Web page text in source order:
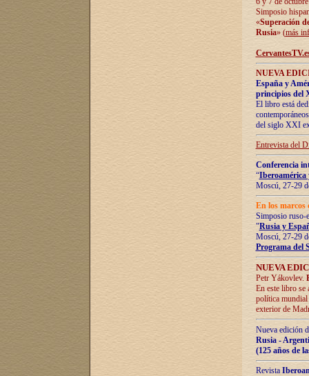
Simposio
«Superación
Rusia» (más
NUEVA
España y
principios del
El libro está
del siglo XXI
Entrevista del
Conferencia
“Iberoamérica
Moscú, 27-29
En los marcos
Simposio ruso-
"Rusia y
Moscú, 27-29
Programa del
NUEVA
Petr Yákovlev.
En este libro se
política mundial
exterior de
Nueva edición
Rusia -
(125 años de
Revista